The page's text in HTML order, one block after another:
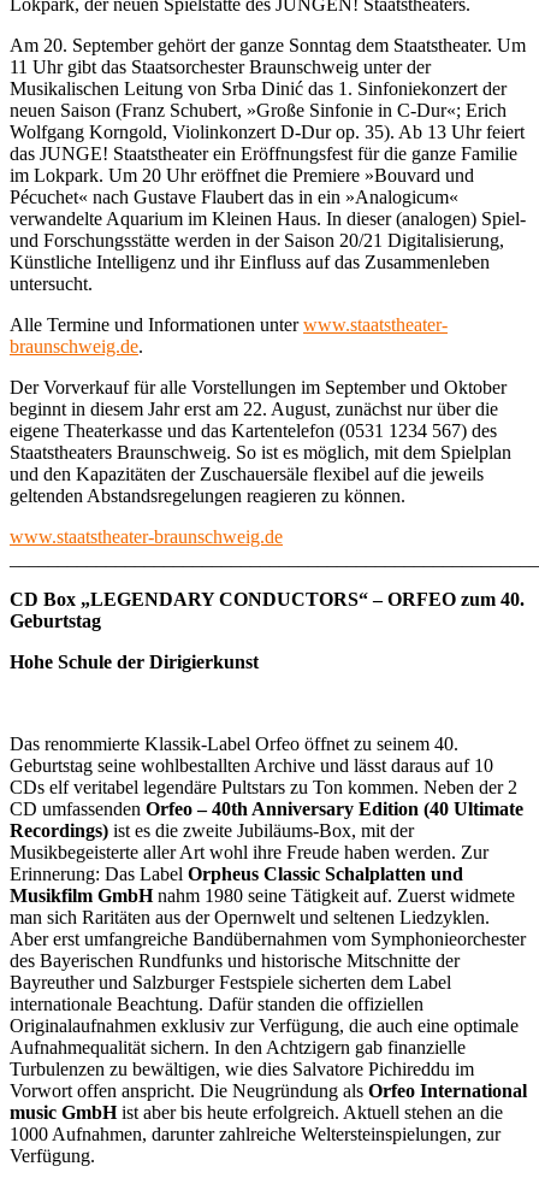
Am 20. September gehört der ganze Sonntag dem Staatstheater. Um
11 Uhr gibt das Staatsorchester Braunschweig unter der
Musikalischen Leitung von Srba Dinić das 1. Sinfoniekonzert der
neuen Saison (Franz Schubert, »Große Sinfonie in C-Dur«; Erich
Wolfgang Korngold, Violinkonzert D-Dur op. 35). Ab 13 Uhr feiert
das JUNGE! Staatstheater ein Eröffnungsfest für die ganze Familie
im Lokpark. Um 20 Uhr eröffnet die Premiere »Bouvard und
Pécuchet« nach Gustave Flaubert das in ein »Analogicum«
verwandelte Aquarium im Kleinen Haus. In dieser (analogen) Spiel-
und Forschungsstätte werden in der Saison 20/21 Digitalisierung,
Künstliche Intelligenz und ihr Einfluss auf das Zusammenleben
untersucht.
Alle Termine und Informationen unterwww.staatstheater-
braunschweig.de.
Der Vorverkauf für alle Vorstellungen im September und Oktober
beginnt in diesem Jahr erst am 22. August, zunächst nur über die
eigene Theaterkasse und das Kartentelefon (0531 1234 567) des
Staatstheaters Braunschweig. So ist es möglich, mit dem Spielplan
und den Kapazitäten der Zuschauersäle flexibel auf die jeweils
geltenden Abstandsregelungen reagieren zu können.
www.staatstheater-braunschweig.de
CD Box „LEGENDARY CONDUCTORS“ – ORFEO zum 40.
Geburtstag
Hohe Schule der Dirigierkunst
Das renommierte Klassik-Label Orfeo öffnet zu seinem 40.
Geburtstag seine wohlbestallten Archive und lässt daraus auf 10
CDs elf veritabel legendäre Pultstars zu Ton kommen. Neben der 2
CD umfassenden Orfeo – 40th Anniversary Edition (40 Ultimate
Recordings) ist es die zweite Jubiläums-Box, mit der
Musikbegeisterte aller Art wohl ihre Freude haben werden. Zur
Erinnerung: Das Label Orpheus Classic Schalplatten und
Musikfilm GmbHnahm 1980 seine Tätigkeit auf. Zuerst widmete
man sich Raritäten aus der Opernwelt und seltenen Liedzyklen.
Aber erst umfangreiche Bandübernahmen vom Symphonieorchester
des Bayerischen Rundfunks und historische Mitschnitte der
Bayreuther und Salzburger Festspiele sicherten dem Label
internationale Beachtung. Dafür standen die offiziellen
Originalaufnahmen exklusiv zur Verfügung, die auch eine optimale
Aufnahmequalität sichern. In den Achtzigern gab finanzielle
Turbulenzen zu bewältigen, wie dies Salvatore Pichireddu im
Vorwort offen anspricht. Die Neugründung als Orfeo International
music GmbHist aber bis heute erfolgreich. Aktuell stehen an die
1000 Aufnahmen, darunter zahlreiche Weltersteinspielungen, zur
Verfügung.